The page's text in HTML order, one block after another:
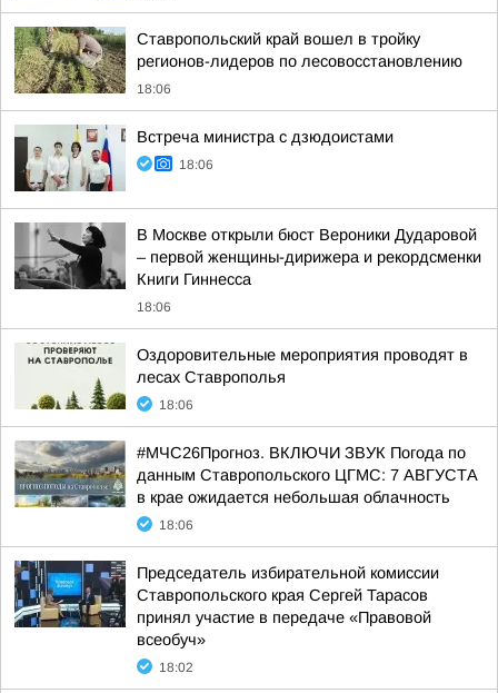
Ставропольский край вошел в тройку
регионов-лидеров по лесовосстановлению
18:06
Встреча министра с дзюдоистами
18:06
В Москве открыли бюст Вероники Дударовой
– первой женщины-дирижера и рекордсменки
Книги Гиннесса
18:06
Оздоровительные мероприятия проводят в
лесах Ставрополья
18:06
#МЧС26Прогноз. ВКЛЮЧИ ЗВУК Погода по
данным Ставропольского ЦГМС: 7 АВГУСТА
в крае ожидается небольшая облачность
18:06
Председатель избирательной комиссии
Ставропольского края Сергей Тарасов
принял участие в передаче «Правовой
всеобуч»
18:02